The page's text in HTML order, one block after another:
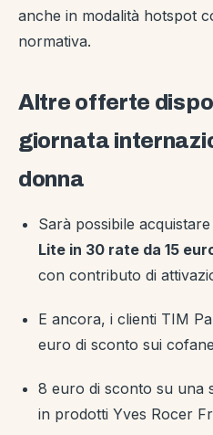
anche in modalità hotspot
normativa.
Altre offerte
giornata
donna
Sarà possibile
Lite in 30 rate da 15
con contributo di
E ancora, i clienti TIM
euro di sconto sui
8 euro di sconto su una
in prodotti Yves Rocer